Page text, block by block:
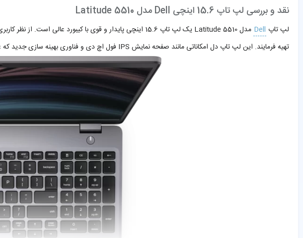
نقد و بررسی لپ تاپ 15.6 اینچی Dell مدل Latitude 5510
لپ تاپ Dell مدل Latitude 5510 یک لپ تاپ 15.6 اینچی پایدار و قوی با کیبورد عالی است. از نظر کاربری می‌توان در رسته لپ تاپ‌های تجاری/خانگی/اداری و روزمره گنجاند که کاربران گرامی می‌توانند از
تهیه فرمایند. این لپ تاپ دل امکاناتی مانند صفحه نمایش IPS فول اچ دی و فناوری بهینه سازی جدید که عملیات بهینه سازی های برپایه هوش مصنوعی را انجام می‌دهد دارد.